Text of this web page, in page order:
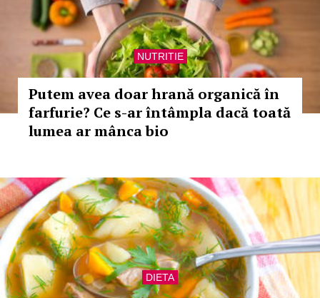
NUTRITIE
Putem avea doar hrană organică în
farfurie? Ce s-ar întâmpla dacă toată
lumea ar mânca bio
DIETA